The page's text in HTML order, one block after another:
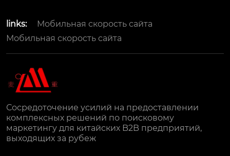
links:
Мобильная скорость сайта
Мобильная скорость сайта
Сосредоточение усилий на предоставлении
комплексных решений по поисковому
маркетингу для китайских B2B предприятий,
выходящих за рубеж